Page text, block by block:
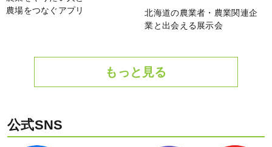
農場をつなぐアプリ
北海道の農業者・農業関連企
業と出会える展示会
もっと見る
公式SNS